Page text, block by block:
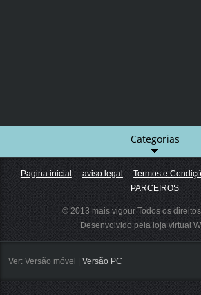
Categorias
Pagina inicial aviso legal Termos e
PARCEIROS
© 2013 mais vigour Todos os
Desenvolvido pela loja virtual
Ver:Versão móvel |Versão PC